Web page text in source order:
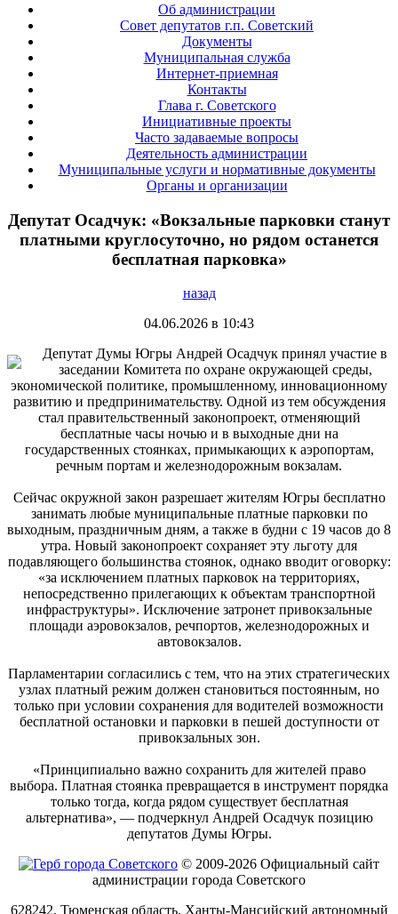
Об администрации
Совет депутатов г.п. Советский
Документы
Муниципальная служба
Интернет-приемная
Контакты
Глава г. Советского
Инициативные проекты
Часто задаваемые вопросы
Деятельность администрации
Муниципальные услуги и нормативные документы
Органы и организации
Депутат Осадчук: «Вокзальные парковки станут
платными круглосуточно, но рядом останется
бесплатная парковка»
назад
04.06.2026 в 10:43
Депутат Думы Югры Андрей Осадчук принял участие в
заседании Комитета по охране окружающей среды,
экономической политике, промышленному, инновационному
развитию и предпринимательству. Одной из тем обсуждения
стал правительственный законопроект, отменяющий
бесплатные часы ночью и в выходные дни на
государственных стоянках, примыкающих к аэропортам,
речным портам и железнодорожным вокзалам.
Сейчас окружной закон разрешает жителям Югры бесплатно
занимать любые муниципальные платные парковки по
выходным, праздничным дням, а также в будни с 19 часов до 8
утра. Новый законопроект сохраняет эту льготу для
подавляющего большинства стоянок, однако вводит оговорку:
«за исключением платных парковок на территориях,
непосредственно прилегающих к объектам транспортной
инфраструктуры». Исключение затронет привокзальные
площади аэровокзалов, речпортов, железнодорожных и
автовокзалов.
Парламентарии согласились с тем, что на этих стратегических
узлах платный режим должен становиться постоянным, но
только при условии сохранения для водителей возможности
бесплатной остановки и парковки в пешей доступности от
привокзальных зон.
«Принципиально важно сохранить для жителей право
выбора. Платная стоянка превращается в инструмент порядка
только тогда, когда рядом существует бесплатная
альтернатива», — подчеркнул Андрей Осадчук позицию
депутатов Думы Югры.
© 2009-2026 Официальный сайт
администрации города Советского
628242, Тюменская область, Ханты-Мансийский автономный